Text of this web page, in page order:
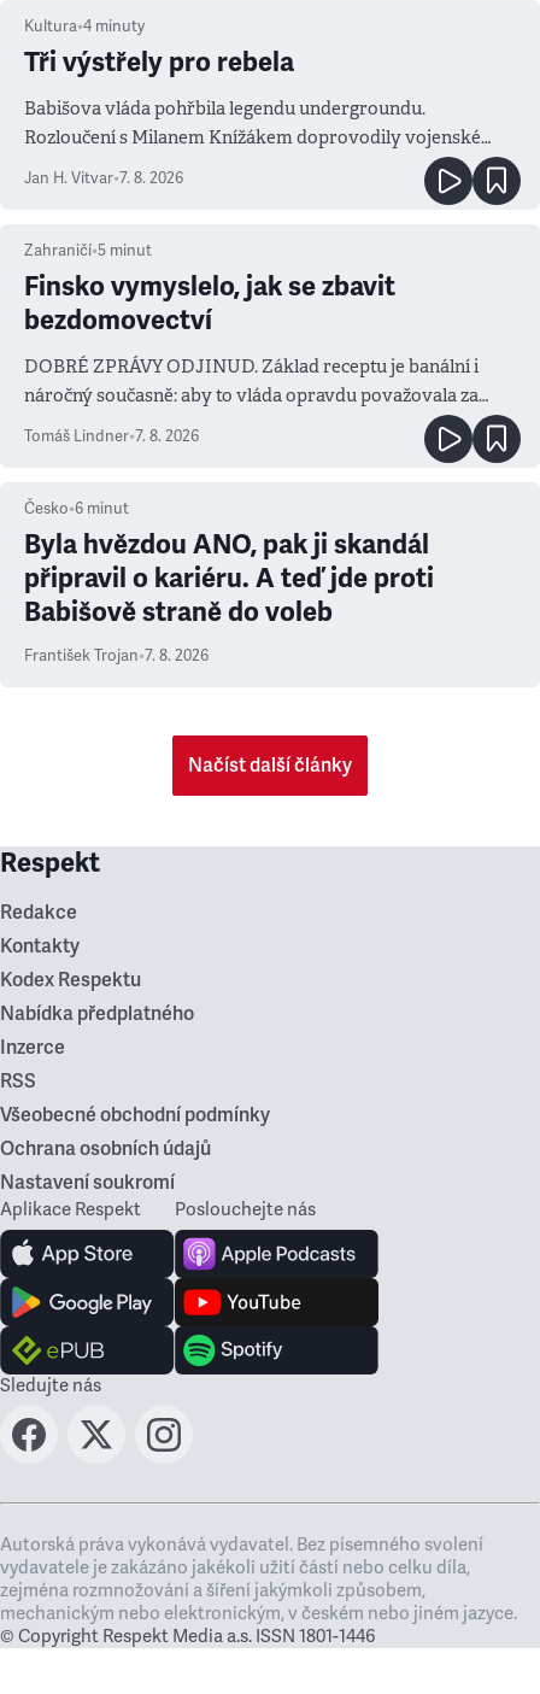
Kultura•4 minuty
Tři výstřely pro rebela
Babišova vláda pohřbila legendu undergroundu.
Rozloučení s Milanem Knížákem doprovodily vojenské
salvy i kritika pokrokářů
Jan H. Vitvar•7. 8. 2026
Zahraničí•5 minut
Finsko vymyslelo, jak se zbavit
bezdomovectví
DOBRÉ ZPRÁVY ODJINUD. Základ receptu je banální i
náročný současně: aby to vláda opravdu považovala za
prioritu
Tomáš Lindner•7. 8. 2026
Česko•6 minut
Byla hvězdou ANO, pak ji skandál
připravil o kariéru. A teď jde proti
Babišově straně do voleb
František Trojan•7. 8. 2026
Načíst další články
Respekt
Redakce
Kontakty
Kodex Respektu
Nabídka předplatného
Inzerce
RSS
Všeobecné obchodní podmínky
Ochrana osobních údajů
Nastavení soukromí
Aplikace Respekt Poslouchejte nás
Sledujte nás
Autorská práva vykonává vydavatel. Bez písemného svolení
vydavatele je zakázáno jakékoli užití částí nebo celku díla,
zejména rozmnožování a šíření jakýmkoli způsobem,
mechanickým nebo elektronickým, v českém nebo jiném jazyce.
© Copyright Respekt Media a.s. ISSN 1801-1446